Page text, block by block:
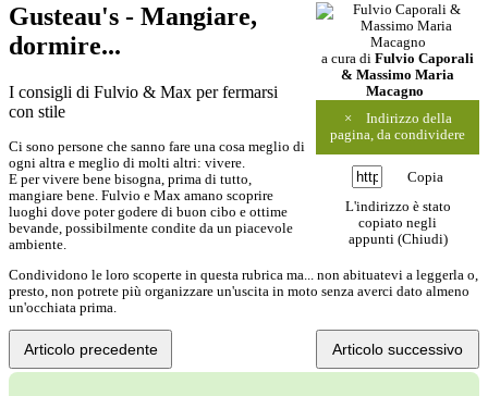
a cura di Fulvio Caporali
& Massimo Maria
Macagno
×
Indirizzo della
pagina, da condividere
Copia
L'indirizzo è stato
copiato negli
appunti (Chiudi)
Gusteau's - Mangiare,
dormire...
I consigli di Fulvio & Max per fermarsi
con stile
Ci sono persone che sanno fare una cosa meglio di
ogni altra e meglio di molti altri: vivere.
E per vivere bene bisogna, prima di tutto,
mangiare bene. Fulvio e Max amano scoprire
luoghi dove poter godere di buon cibo e ottime
bevande, possibilmente condite da un piacevole
ambiente.
Condividono le loro scoperte in questa rubrica ma... non abituatevi a leggerla o,
presto, non potrete più organizzare un'uscita in moto senza averci dato almeno
un'occhiata prima.
Articolo precedente Articolo successivo